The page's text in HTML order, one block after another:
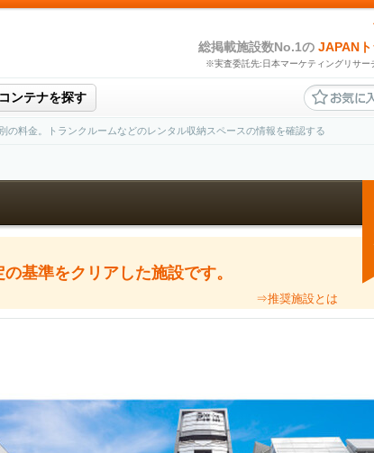
総掲載施設数No.1の JAPAN
※実査委託先:日本マーケティングリサー
ンテナを探す
料金。トランクルームなどのレンタル収納スペースの情報を確認する
基準をクリアした施設です。
⇒推奨施設とは